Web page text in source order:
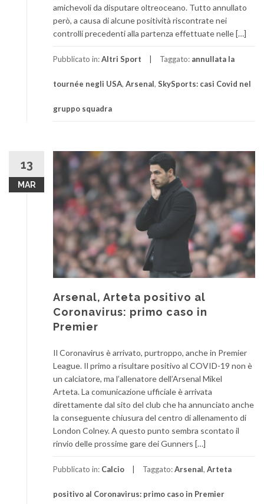
amichevoli da disputare oltreoceano. Tutto annullato
però, a causa di alcune positività riscontrate nei
controlli precedenti alla partenza effettuate nelle […]
Pubblicato in:Altri Sport Taggato: annullata la
tournée negli USA, Arsenal, SkySports: casi Covid nel
gruppo squadra
13
MAR
Arsenal, Arteta positivo al
Coronavirus: primo caso in
Premier
Il Coronavirus è arrivato, purtroppo, anche in Premier
League. Il primo a risultare positivo al COVID-19 non è
un calciatore, ma l’allenatore dell’Arsenal Mikel
Arteta. La comunicazione ufficiale è arrivata
direttamente dal sito del club che ha annunciato anche
la conseguente chiusura del centro di allenamento di
London Colney. A questo punto sembra scontato il
rinvio delle prossime gare dei Gunners […]
Pubblicato in: Calcio Taggato:Arsenal, Arteta
positivo al Coronavirus: primo caso in Premier